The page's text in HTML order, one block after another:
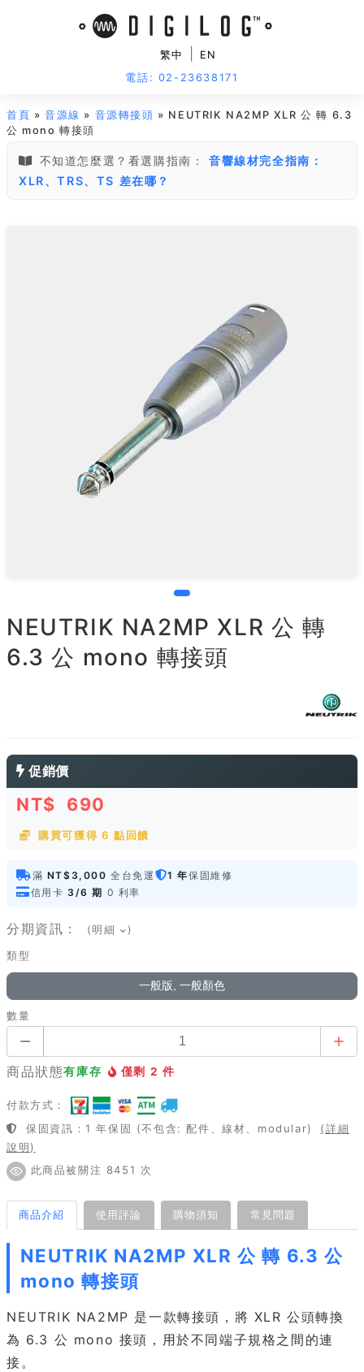
繁中
EN
電話: 02-23638171
首頁 »音源線 » 音源轉接頭 » NEUTRIK NA2MP XLR 公 轉 6.3
公 mono 轉接頭
不知道怎麼選？看選購指南：
音響線材完全指南：
XLR、TRS、TS 差在哪？
NEUTRIK NA2MP XLR 公 轉
6.3 公 mono 轉接頭
促銷價
NT$ 690
購買可獲得 6 點回饋
滿 NT$3,000 全台免運 1 年保固維修
信用卡 3/6 期 0 利率
分期資訊： (明細 )
類型
一般版, 一般顏色
數量
商品狀態有庫存 僅剩 2 件
付款方式：
保固資訊：1 年保固 (不包含: 配件、線材、modular)
(詳細
說明)
此商品被關注 8451 次
商品介紹 使用評論 購物須知 常見問題
NEUTRIK NA2MP XLR 公 轉 6.3 公
mono 轉接頭
NEUTRIK NA2MP 是一款轉接頭，將 XLR 公頭轉換
為 6.3 公 mono 接頭，用於不同端子規格之間的連
接。